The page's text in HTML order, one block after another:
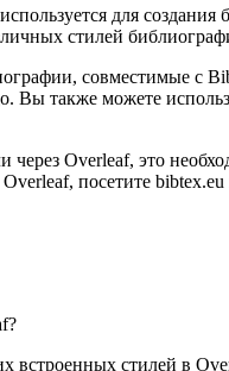
для
стилей
совместимые
Вы также можете
через Overleaf, это
посетите
встроенных стилей в